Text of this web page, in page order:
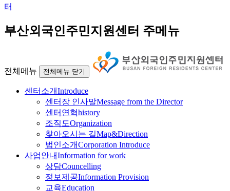
터
부산외국인주민지원센터 주메뉴
전체메뉴 전체메뉴 닫기
센터소개Introduce
센터장 인사말Message from the Director
센터연혁history
조직도Organization
찾아오시는 길Map&Direction
법인소개Corporation Introduce
사업안내Information for work
상담Councelling
정보제공Information Provision
교육Education